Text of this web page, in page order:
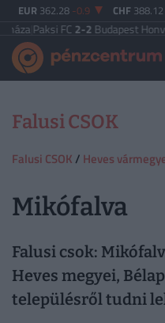
EUR 362.28 -0.9 CHF 388.12
Paksi FC2-2Budapest Honvéd FC|
Falusi CSOK
Falusi CSOK / Heves
Mikófalva
Falusi csok:
Heves megyei,
településről tudni